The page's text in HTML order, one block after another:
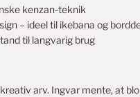
kenzan-teknik
– ideel til ikebana og
til langvarig brug
arv. Ingvar mente, at